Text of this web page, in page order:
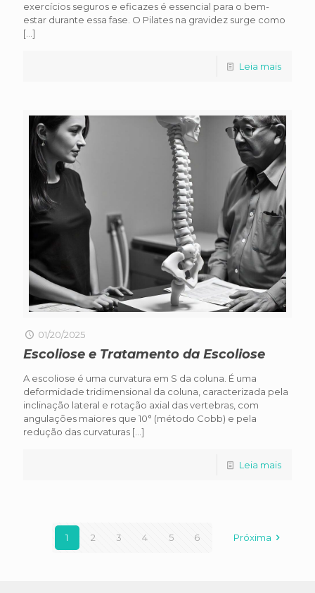
exercícios seguros e eficazes é essencial para o bem-
estar durante essa fase. O Pilates na gravidez surge como
[…]
Leia mais
01/20/2025
Escoliose e Tratamento da Escoliose
A escoliose é uma curvatura em S da coluna. É uma
deformidade tridimensional da coluna, caracterizada pela
inclinação lateral e rotação axial das vertebras, com
angulações maiores que 10° (método Cobb) e pela
redução das curvaturas […]
Leia mais
1 2 3 4 5 6 Próxima